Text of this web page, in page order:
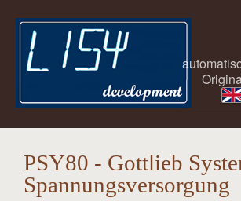
PSY80 - Gottlieb
Spannungsversorgung